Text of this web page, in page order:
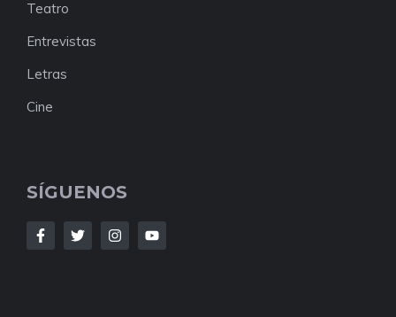
Teatro
Entrevistas
Letras
Cine
SÍGUENOS